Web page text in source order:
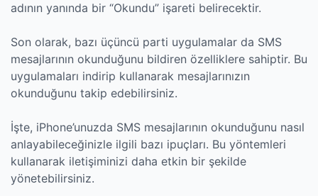
adının yanında bir “Okundu” işareti belirecektir.
Son olarak, bazı üçüncü parti uygulamalar da SMS
mesajlarının okunduğunu bildiren özelliklere sahiptir. Bu
uygulamaları indirip kullanarak mesajlarınızın
okunduğunu takip edebilirsiniz.
İşte, iPhone’unuzda SMS mesajlarının okunduğunu nasıl
anlayabileceğinizle ilgili bazı ipuçları. Bu yöntemleri
kullanarak iletişiminizi daha etkin bir şekilde
yönetebilirsiniz.